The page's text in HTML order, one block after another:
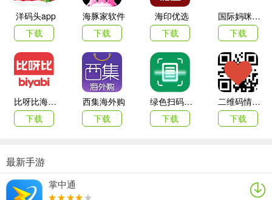
多眼怪：你能帮我关灯吗？
小耳朵：请小声一点，我要睡觉了。
贪吃怪：给我一杯牛奶吧！
小顽皮 ：帮我把玩具收起来，明天再玩。
小雪球：蚊子太多了，我睡不着……
晚安，宝贝。
宝宝快睡觉app更新日志
洋码头app
下载
海豚家软件
下载
海印优选
下载
国际妈咪海外商城
下载
比呀比海外购手机版
下载
西集海外购
下载
绿色扫码软件
下载
二维码情书生成器客户端(love letter qrcode)
下载
最新手游
掌中通